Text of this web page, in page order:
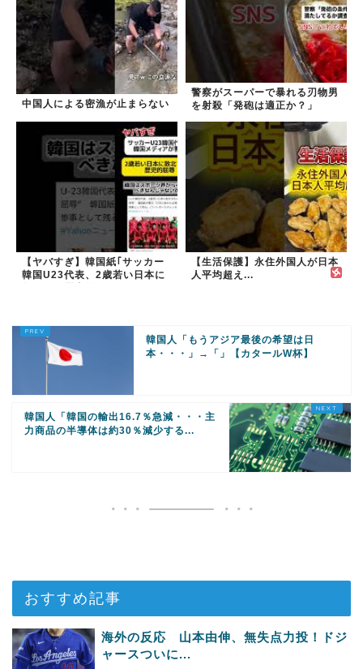
中国人による密漁が止まらない
警察がスーパーで暴れる刃物男
を射殺「発砲は適正か？」
【ヤバすぎ】韓国紙｢サッカー
韓国U23代表、2歳若い日本に
【生活保護】永住外国人が日本
人平均超え...
韓国人「もうアジア最後の希望は日
本・・・」→「」【カタールW杯】
韓国人「韓国の輸出16.7％急減・・・主
力商品の半導体は約30％減少する...
おすすめ記事
海外の反応 山本由伸、無失点力投！ドジ
ャースついに...